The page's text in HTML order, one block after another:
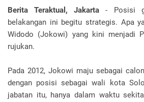
Berita Teraktual, Jakarta - Posisi
belakangan ini begitu strategis. Apa
Widodo (Jokowi) yang kini menjadi
rujukan.
Pada 2012, Jokowi maju sebagai
dengan posisi sebagai wali kota
jabatan itu, hanya dalam waktu